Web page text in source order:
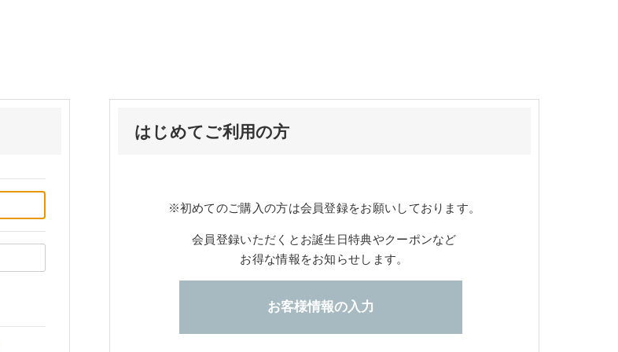
はじめてご利用の方
※初めてのご購入の方は会員登録をお願いしております。
会員登録いただくとお誕生日特典やクーポンなど
お得な情報をお知らせします。